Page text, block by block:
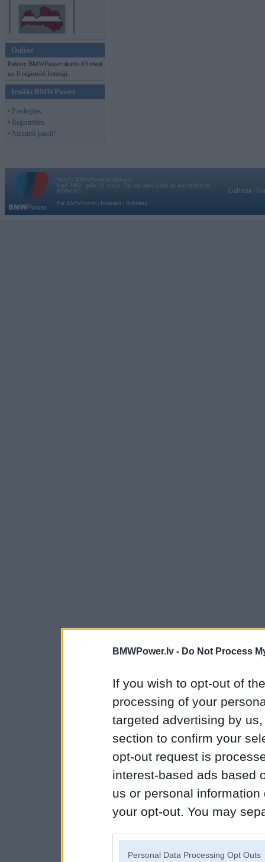
BMWPower.lv - Do Not Process
If you wish to opt-out of
processing of your
targeted advertising by
section to confirm your
opt-out request is
interest-based ads based
us or personal
your opt-out. You may
Personal Data Processing Opt Outs
Online
Pašreiz BMWPower skatās 83 viesi
un 0 reģistrēti lietotāji.
Ienākt BMWPower
• Pieslēgties
• Reģistrēties
• Aizmirsi paroli?
Vortāls BMWPower.lv darbojas
kopš 2002. gada 14. maija. Tas nav auto klubs un nav saistīts ar
BMW AG.
Par BMWPower
Kontakti Reklāma
Galvena